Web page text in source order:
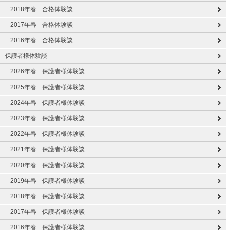
2018年春 合格体験談
2017年春 合格体験談
2016年春 合格体験談
保護者様体験談
2026年春 保護者様体験談
2025年春 保護者様体験談
2024年春 保護者様体験談
2023年春 保護者様体験談
2022年春 保護者様体験談
2021年春 保護者様体験談
2020年春 保護者様体験談
2019年春 保護者様体験談
2018年春 保護者様体験談
2017年春 保護者様体験談
2016年春 保護者様体験談